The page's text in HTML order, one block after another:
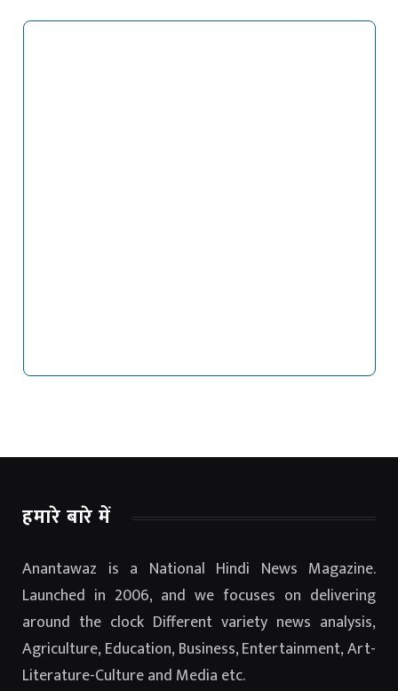
हमारे बारे में
Anantawaz is a National Hindi News Magazine.
Launched in 2006, and we focuses on delivering
around the clock Different variety news analysis,
Agriculture, Education, Business, Entertainment, Art-
Literature-Culture and Media etc.